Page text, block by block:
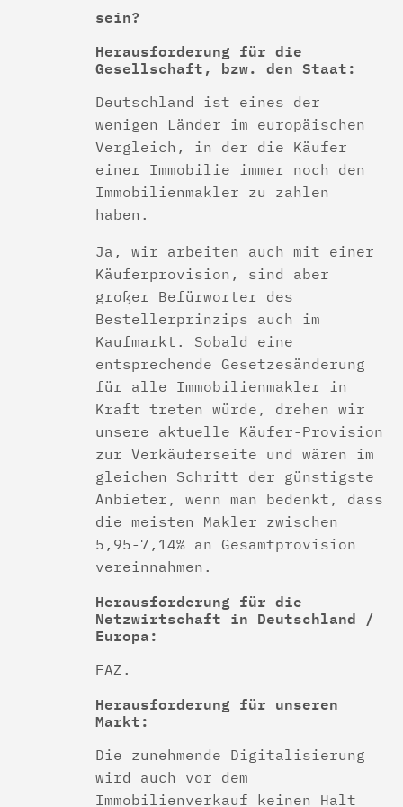
sein?
Herausforderung für die
Gesellschaft, bzw. den Staat:
Deutschland ist eines der
wenigen Länder im europäischen
Vergleich, in der die Käufer
einer Immobilie immer noch den
Immobilienmakler zu zahlen
haben.
Ja, wir arbeiten auch mit einer
Käuferprovision, sind aber
großer Befürworter des
Bestellerprinzips auch im
Kaufmarkt. Sobald eine
entsprechende Gesetzesänderung
für alle Immobilienmakler in
Kraft treten würde, drehen wir
unsere aktuelle Käufer-Provision
zur Verkäuferseite und wären im
gleichen Schritt der günstigste
Anbieter, wenn man bedenkt, dass
die meisten Makler zwischen
5,95-7,14% an Gesamtprovision
vereinnahmen.
Herausforderung für die
Netzwirtschaft in Deutschland /
Europa:
FAZ.
Herausforderung für unseren
Markt:
Die zunehmende Digitalisierung
wird auch vor dem
Immobilienverkauf keinen Halt